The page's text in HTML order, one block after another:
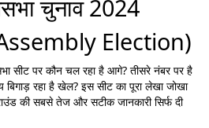
चुनाव 2024
Election)
सीट पर कौन चल रहा है आगे? तीसरे नंबर पर है
बिगाड़ रहा है खेल? इस सीट का पूरा लेखा जोखा
की सबसे तेज और सटीक जानकारी सिर्फ दी